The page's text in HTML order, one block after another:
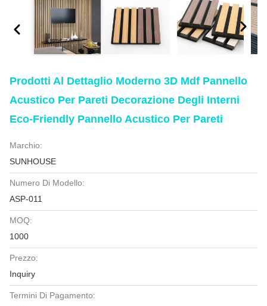
Prodotti Al Dettaglio Moderno 3D Mdf Pannello
Acustico Per Pareti Decorazione Degli Interni
Eco-Friendly Pannello Acustico Per Pareti
Marchio:
SUNHOUSE
Numero Di Modello:
ASP-011
MOQ:
1000
Prezzo:
Inquiry
Termini Di Pagamento: